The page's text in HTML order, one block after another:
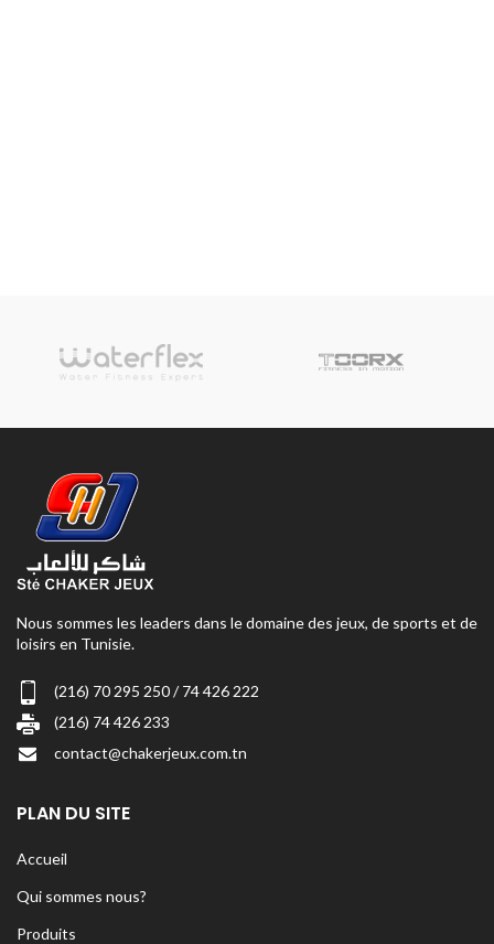
Nous sommes les leaders dans le domaine des jeux, de sports et de
loisirs en Tunisie.
(216) 70 295 250 / 74 426 222
(216) 74 426 233
contact@chakerjeux.com.tn
PLAN DU SITE
Accueil
Qui sommes nous?
Produits